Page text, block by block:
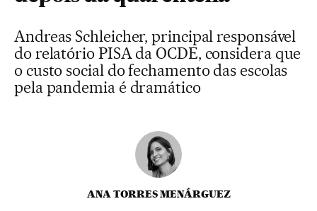
Andreas Schleicher, principal responsável
do relatório PISA da OCDE, considera que
o custo social do fechamento das escolas
pela pandemia é dramático
ANA TORRES MENÁRGUEZ